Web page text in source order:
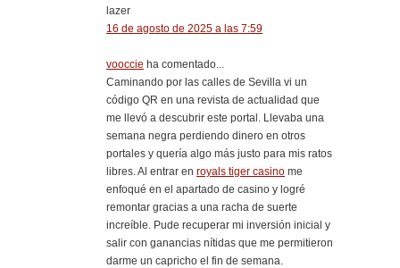
lazer
16 de agosto de 2025 a las 7:59
vooccie ha comentado...
Caminando por las calles de Sevilla vi un
código QR en una revista de actualidad que
me llevó a descubrir este portal. Llevaba una
semana negra perdiendo dinero en otros
portales y quería algo más justo para mis ratos
libres. Al entrar en royals tiger casino me
enfoqué en el apartado de casino y logré
remontar gracias a una racha de suerte
increíble. Pude recuperar mi inversión inicial y
salir con ganancias nítidas que me permitieron
darme un capricho el fin de semana.